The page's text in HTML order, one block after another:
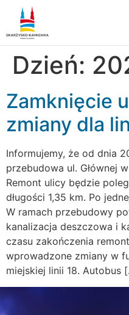
Dzień:
Zamknięcie
zmiany dla
Informujemy, że od dnia
przebudowa ul. Głównej
Remont ulicy będzie
długości 1,35 km. Po
W ramach przebudowy
kanalizacja deszczowa i
czasu zakończenia
wprowadzone zmiany w
miejskiej linii 18. Autobus